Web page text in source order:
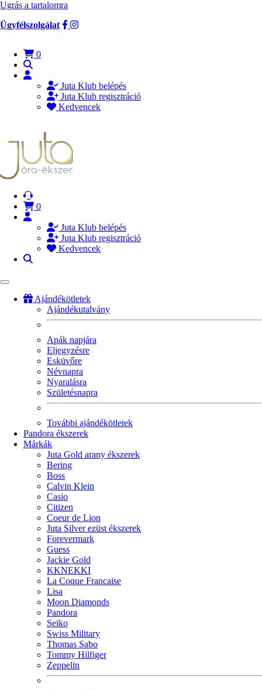
Ugrás a tartalomra
Ügyfélszolgálat
0
Juta Klub belépés
Juta Klub regisztráció
Kedvencek
0
Juta Klub belépés
Juta Klub regisztráció
Kedvencek
Ajándékötletek
Ajándékutalvány
Apák napjára
Eljegyzésre
Esküvőre
Névnapra
Nyaralásra
Születésnapra
További ajándékötletek
Pandora ékszerek
Márkák
Juta Gold arany ékszerek
Bering
Boss
Calvin Klein
Casio
Citizen
Coeur de Lion
Juta Silver ezüst ékszerek
Forevermark
Guess
Jackie Gold
KKNEKKI
La Coque Francaise
Lisa
Moon Diamonds
Pandora
Seiko
Swiss Military
Thomas Sabo
Tommy Hilfiger
Zeppelin